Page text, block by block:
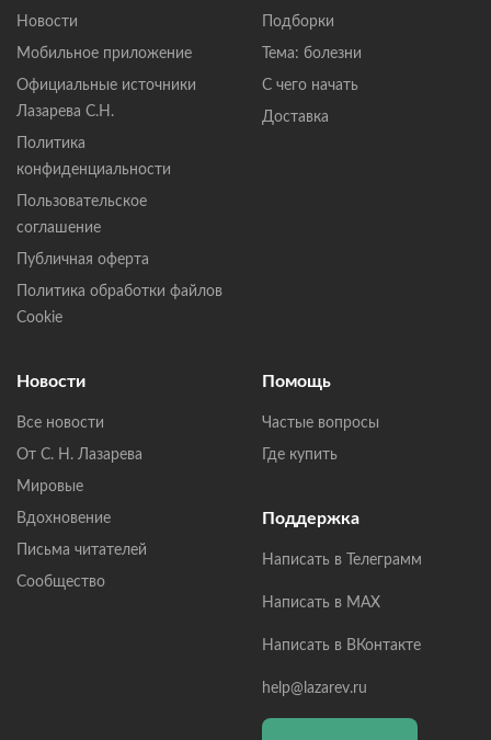
Новости
Мобильное приложение
Официальные источники
Лазарева С.Н.
Политика
конфиденциальности
Пользовательское
соглашение
Публичная оферта
Политика обработки файлов
Cookie
Подборки
Тема: болезни
С чего начать
Доставка
Новости
Все новости
От С. Н. Лазарева
Мировые
Вдохновение
Письма читателей
Сообщество
Помощь
Частые вопросы
Где купить
Поддержка
Написать в Телеграмм
Написать в MAX
Написать в ВКонтакте
help@lazarev.ru